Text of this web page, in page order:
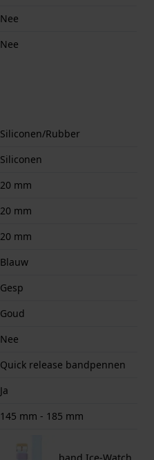
Nee
Nee
Siliconen/Rubber
Siliconen
20 mm
20 mm
20 mm
Blauw
Gesp
Goud
Nee
Quick release bandpennen
Ja
145 mm - 185 mm
band Ice-Watch